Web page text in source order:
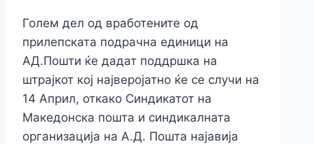
Голем дел од вработените од
прилепската подрачна единици на
АД.Пошти ќе дадат поддршка на
штрајкот кој најверојатно ќе се случи на
14 Април, откако Синдикатот на
Mакедонска пошта и синдикалната
организација на А.Д. Пошта најавија